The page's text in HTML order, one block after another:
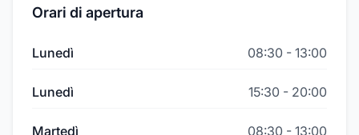
Orari di apertura
Lunedì 08:30 - 13:00
Lunedì 15:30 - 20:00
Martedì 08:30 - 13:00